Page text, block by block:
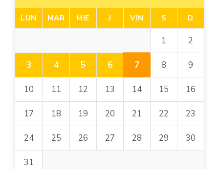
LUN MAR MIE J VIN S D
1 2
3 4 5 6 7 8 9
10 11 12 13 14 15 16
17 18 19 20 21 22 23
24 25 26 27 28 29 30
31